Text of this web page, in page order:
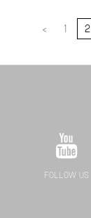
< 1 2
FOLLOW US